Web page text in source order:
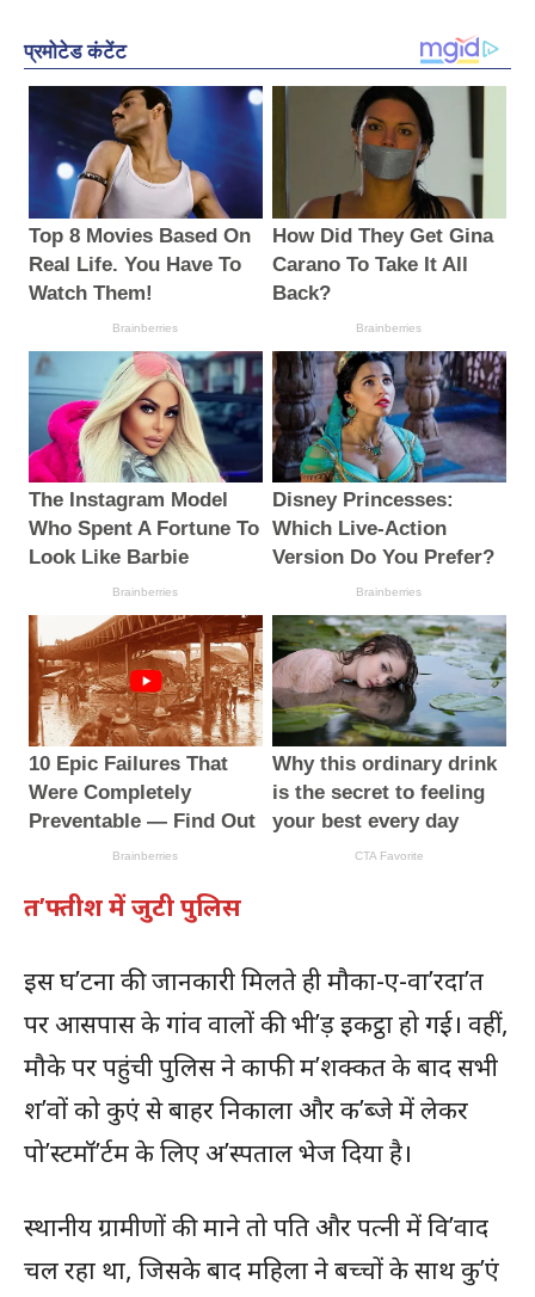
त’फ्तीश में जुटी पुलिस
इस घ’टना की जानकारी मिलते ही मौका-ए-वा’रदा’त
पर आसपास के गांव वालों की भी’ड़ इकट्ठा हो गई। वहीं,
मौके पर पहुंची पुलिस ने काफी म’शक्कत के बाद सभी
श’वों को कुएं से बाहर निकाला और क’ब्जे में लेकर
पो’स्टमॉ’र्टम के लिए अ’स्पताल भेज दिया है।
स्थानीय ग्रामीणों की माने तो पति और पत्नी में वि’वाद
चल रहा था, जिसके बाद महिला ने बच्चों के साथ कु’एं